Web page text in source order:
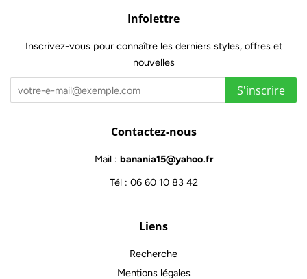
Infolettre
Inscrivez-vous pour connaître les derniers styles, offres et
nouvelles
S'inscrire
Contactez-nous
Mail : banania15@yahoo.fr
Tél : 06 60 10 83 42
Liens
Recherche
Mentions légales